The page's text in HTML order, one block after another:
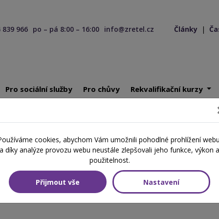
839 966 po – pá 8:00 – 16:00 info@zretel.cz Články |
Pro sociální služby Pro chůvy Rekvalifikační kurzy
ve výchově nejmenších dětí
ve výchově nejmenších dětí
cookies, abychom Vám umožnili pohodlné prohlížení
a díky analýze provozu webu neustále zlepšovali jeho funkce, výkon a
použitelnost.
Přijmout vše Nastavení